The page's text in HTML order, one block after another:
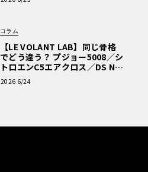
コラム
【LE VOLANT LAB】同じ骨格
でどう違う？ プジョー5008／シ
トロエンC5エアクロス／DS Nº4
読者一気乗りレポート
2026 6/24